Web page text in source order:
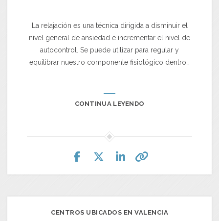
La relajación es una técnica dirigida a disminuir el
nivel general de ansiedad e incrementar el nivel de
autocontrol. Se puede utilizar para regular y
equilibrar nuestro componente fisiológico dentro…
CONTINUA LEYENDO
CENTROS UBICADOS EN VALENCIA